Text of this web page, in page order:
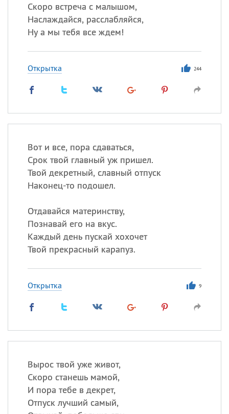
Скоро встреча с малышом,
Наслаждайся, расслабляйся,
Ну а мы тебя все ждем!
Открытка 244
Вот и все, пора сдаваться,
Срок твой главный уж пришел.
Твой декретный, славный отпуск
Наконец-то подошел.
Отдавайся материнству,
Познавай его на вкус.
Каждый день пускай хохочет
Твой прекрасный карапуз.
Открытка 9
Вырос твой уже живот,
Скоро станешь мамой,
И пора тебе в декрет,
Отпуск лучший самый,